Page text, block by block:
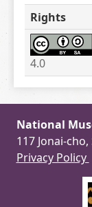
Rights
4.0
National
117 Jonai-
Privacy Policy